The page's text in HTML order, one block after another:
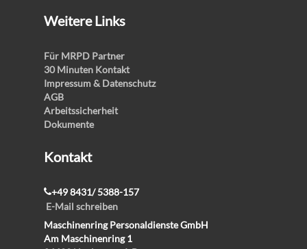
Weitere Links
Für MRPD Partner
30 Minuten Kontakt
Impressum & Datenschutz
AGB
Arbeitssicherheit
Dokumente
Kontakt
+49 8431/ 5388-157
E-Mail schreiben
Maschinenring Personaldienste GmbH
Am Maschinenring 1